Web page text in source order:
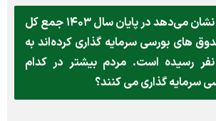
آن طور که آمارها نشان می‌دهد در پایان سال ۱۴۰۳ جمع کل
های بورسی سرمایه گذاری کرده‌اند به
نفر رسیده است. مردم بیشتر در کدام
سرمایه گذاری می کنند؟